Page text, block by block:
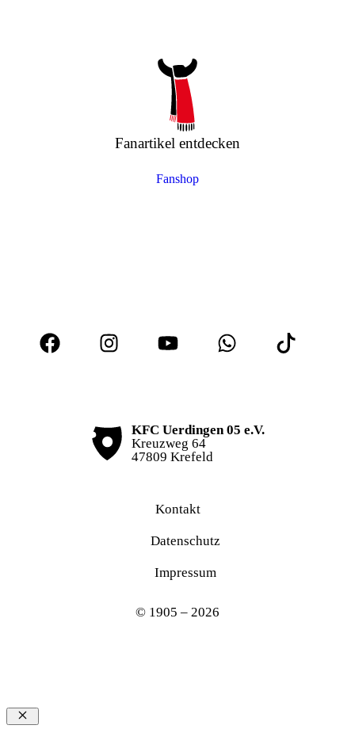
Fanartikel entdecken
Fanshop
KFC Uerdingen 05 e.V.
Kreuzweg 64
47809 Krefeld
Kontakt
Datenschutz
Impressum
© 1905 – 2026